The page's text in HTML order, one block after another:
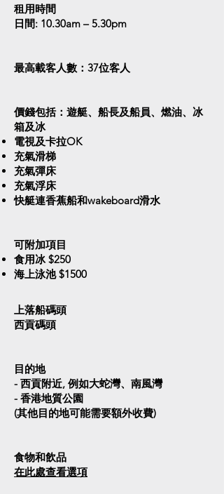
租用時間
日間: 10.30am – 5.30pm
最高載客人數：37位客人
價錢包括：遊艇、船長及船員、燃油、冰
箱及冰
電視及卡拉OK
充氣滑梯
充氣彈床
充氣浮床
快艇連香蕉船和wakeboard滑水
可附加項目​
食用冰 $250
海上泳池 $1500
上落船碼頭
西貢碼頭
目的地
- 西貢附近, 例如大蛇灣、南風灣
- 香港地質公園
(其他目的地可能需要額外收費)
食物和飲品
在此處查看選項